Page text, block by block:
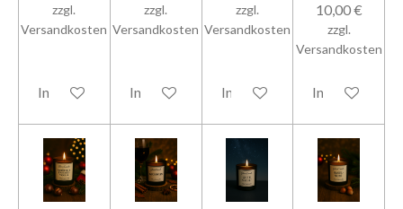
zzgl.
Versandkosten
In den Warenkorb
zzgl.
Versandkosten
In den Warenkorb
zzgl.
Versandkosten
In den Warenkorb
10,00 €
zzgl.
Versandkosten
In den